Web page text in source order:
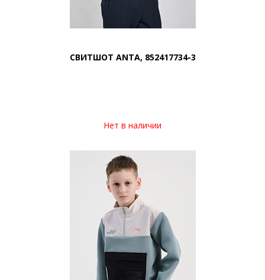
СВИТШОТ ANTA, 852417734-3
Нет в наличии